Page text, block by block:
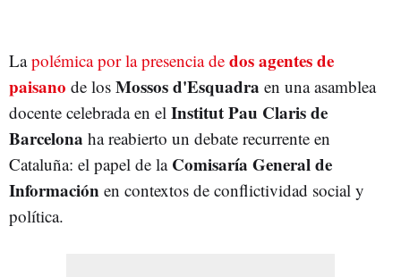
Lapolémica por la presencia de dos agentes de
paisano de los Mossos d'Esquadra en una asamblea
docente celebrada en el Institut Pau Claris de
Barcelona ha reabierto un debate recurrente en
Cataluña: el papel de la Comisaría General de
Información en contextos de conflictividad social y
política.